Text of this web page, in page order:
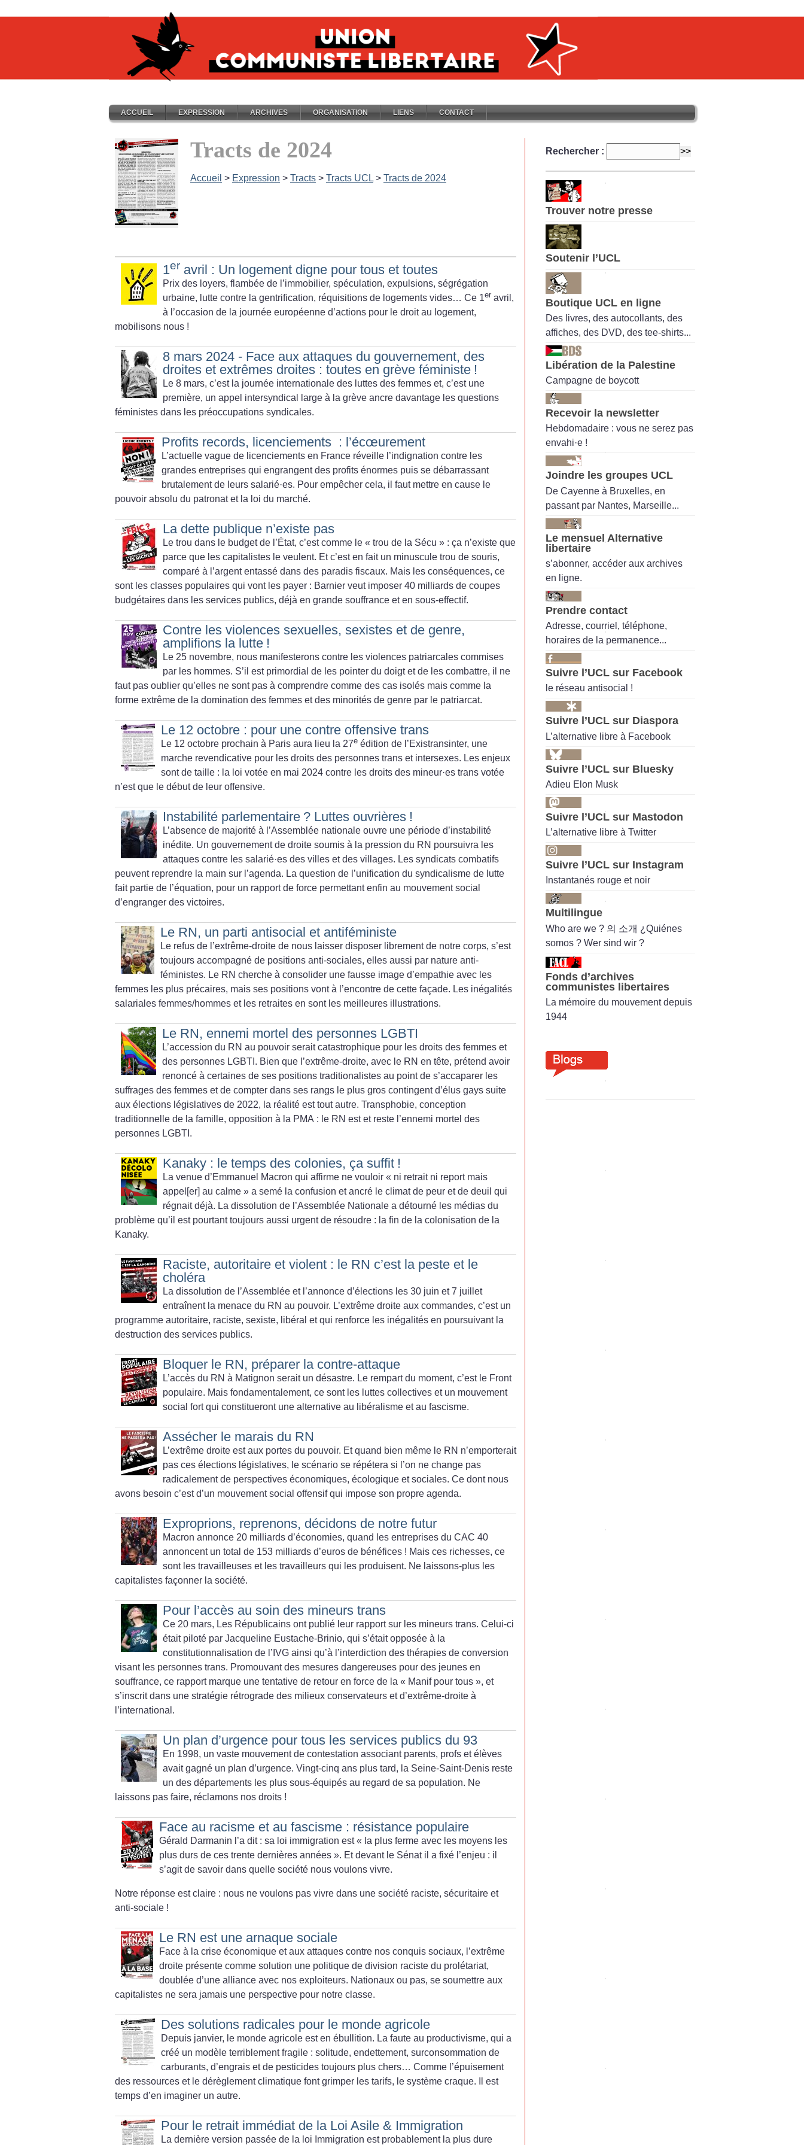
ACCUEIL EXPRESSION ARCHIVES ORGANISATION LIENS CONTACT
Tracts de 2024
Accueil > Expression > Tracts > Tracts UCL > Tracts de 2024
1er avril : Un logement digne pour tous et toutes
Prix des loyers, flambée de l’immobilier, spéculation, expulsions, ségrégation
urbaine, lutte contre la gentrification, réquisitions de logements vides… Ce 1er avril,
à l’occasion de la journée européenne d’actions pour le droit au logement,
mobilisons nous !
8 mars 2024 - Face aux attaques du gouvernement, des
droites et extrêmes droites : toutes en grève féministe !
Le 8 mars, c’est la journée internationale des luttes des femmes et, c’est une
première, un appel intersyndical large à la grève ancre davantage les questions
féministes dans les préoccupations syndicales.
Profits records, licenciements : l’écœurement
L’actuelle vague de licenciements en France réveille l’indignation contre les
grandes entreprises qui engrangent des profits énormes puis se débarrassant
brutalement de leurs salarié·es. Pour empêcher cela, il faut mettre en cause le
pouvoir absolu du patronat et la loi du marché.
La dette publique n’existe pas
Le trou dans le budget de l’État, c’est comme le « trou de la Sécu » : ça n’existe que
parce que les capitalistes le veulent. Et c’est en fait un minuscule trou de souris,
comparé à l’argent entassé dans des paradis fiscaux. Mais les conséquences, ce
sont les classes populaires qui vont les payer : Barnier veut imposer 40 milliards de coupes
budgétaires dans les services publics, déjà en grande souffrance et en sous-effectif.
Contre les violences sexuelles, sexistes et de genre,
amplifions la lutte !
Le 25 novembre, nous manifesterons contre les violences patriarcales commises
par les hommes. S’il est primordial de les pointer du doigt et de les combattre, il ne
faut pas oublier qu’elles ne sont pas à comprendre comme des cas isolés mais comme la
forme extrême de la domination des femmes et des minorités de genre par le patriarcat.
Le 12 octobre : pour une contre offensive trans
Le 12 octobre prochain à Paris aura lieu la 27e édition de l’Existransinter, une
marche revendicative pour les droits des personnes trans et intersexes. Les enjeux
sont de taille : la loi votée en mai 2024 contre les droits des mineur·es trans votée
n’est que le début de leur offensive.
Instabilité parlementaire ? Luttes ouvrières !
L’absence de majorité à l’Assemblée nationale ouvre une période d’instabilité
inédite. Un gouvernement de droite soumis à la pression du RN poursuivra les
attaques contre les salarié·es des villes et des villages. Les syndicats combatifs
peuvent reprendre la main sur l’agenda. La question de l’unification du syndicalisme de lutte
fait partie de l’équation, pour un rapport de force ­permettant enfin au mouvement social
d’engranger des victoires.
Le RN, un parti antisocial et antiféministe
Le refus de l’extrême-droite de nous laisser disposer librement de notre corps, s’est
toujours accompagné de positions anti-sociales, elles aussi par nature anti-
féministes. Le RN cherche à consolider une fausse image d’empathie avec les
femmes les plus précaires, mais ses positions vont à l’encontre de cette façade. Les inégalités
salariales femmes/hommes et les retraites en sont les meilleures illustrations.
Le RN, ennemi mortel des personnes LGBTI
L’accession du RN au pouvoir serait catastrophique pour les droits des femmes et
des personnes LGBTI. Bien que l’extrême-droite, avec le RN en tête, prétend avoir
renoncé à certaines de ses positions traditionalistes au point de s’accaparer les
suffrages des femmes et de compter dans ses rangs le plus gros contingent d’élus gays suite
aux élections législatives de 2022, la réalité est tout autre. Transphobie, conception
traditionnelle de la famille, opposition à la PMA : le RN est et reste l’ennemi mortel des
personnes LGBTI.
Kanaky : le temps des colonies, ça suffit !
La venue d’Emmanuel Macron qui affirme ne vouloir « ni retrait ni report mais
appel[er] au calme » a semé la confusion et ancré le climat de peur et de deuil qui
régnait déjà. La dissolution de l’Assemblée Nationale a détourné les médias du
problème qu’il est pourtant toujours aussi urgent de résoudre : la fin de la colonisation de la
Kanaky.
Raciste, autoritaire et violent : le RN c’est la peste et le
choléra
La dissolution de l’Assemblée et l’annonce d’élections les 30 juin et 7 juillet
entraînent la menace du RN au pouvoir. L’extrême droite aux commandes, c’est un
programme autoritaire, raciste, sexiste, libéral et qui renforce les inégalités en poursuivant la
destruction des services publics.
Bloquer le RN, préparer la contre-attaque
L’accès du RN à Matignon serait un désastre. Le rempart du moment, c’est le Front
populaire. Mais fondamentalement, ce sont les luttes collectives et un mouvement
social fort qui constitueront une alternative au libéralisme et au fascisme.
Assécher le marais du RN
L’extrême droite est aux portes du pouvoir. Et quand bien même le RN n’emporterait
pas ces élections législatives, le scénario se répétera si l’on ne change pas
radicalement de perspectives économiques, écologique et sociales. Ce dont nous
avons besoin c’est d’un mouvement social offensif qui impose son propre agenda.
Exproprions, reprenons, décidons de notre futur
Macron annonce 20 milliards d’économies, quand les entreprises du CAC 40
annoncent un total de 153 milliards d’euros de bénéfices ! Mais ces richesses, ce
sont les travailleuses et les travailleurs qui les produisent. Ne laissons-plus les
capitalistes façonner la société.
Pour l’accès au soin des mineurs trans
Ce 20 mars, Les Républicains ont publié leur rapport sur les mineurs trans. Celui-ci
était piloté par Jacqueline Eustache-Brinio, qui s’était opposée à la
constitutionnalisation de l’IVG ainsi qu’à l’interdiction des thérapies de conversion
visant les personnes trans. Promouvant des mesures dangereuses pour des jeunes en
souffrance, ce rapport marque une tentative de retour en force de la « Manif pour tous », et
s’inscrit dans une stratégie rétrograde des milieux conservateurs et d’extrême-droite à
l’international.
Un plan d’urgence pour tous les services publics du 93
En 1998, un vaste mouvement de contestation associant parents, profs et élèves
avait gagné un plan d’urgence. Vingt-cinq ans plus tard, la Seine-Saint-Denis reste
un des départements les plus sous-équipés au regard de sa population. Ne
laissons pas faire, réclamons nos droits !
Face au racisme et au fascisme : résistance populaire
Gérald Darmanin l’a dit : sa loi immigration est « la plus ferme avec les moyens les
plus durs de ces trente dernières années ». Et devant le Sénat il a fixé l’enjeu : il
s’agit de savoir dans quelle société nous voulons vivre.
Notre réponse est claire : nous ne voulons pas vivre dans une société raciste, sécuritaire et
anti-sociale !
Le RN est une arnaque sociale
Face à la crise économique et aux attaques contre nos conquis sociaux, l’extrême
droite présente comme solution une politique de division raciste du prolétariat,
doublée d’une alliance avec nos exploiteurs. Nationaux ou pas, se soumettre aux
capitalistes ne sera jamais une perspective pour notre classe.
Des solutions radicales pour le monde agricole
Depuis janvier, le monde agricole est en ébullition. La faute au productivisme, qui a
créé un modèle terriblement fragile : solitude, endettement, surconsommation de
carburants, d’engrais et de pesticides toujours plus chers… Comme l’épuisement
des ressources et le dérèglement climatique font grimper les tarifs, le système craque. Il est
temps d’en imaginer un autre.
Pour le retrait immédiat de la Loi Asile & Immigration
La dernière version passée de la loi Immigration est probablement la plus dure
Rechercher :
Trouver notre presse
Soutenir l’UCL
Boutique UCL en ligne
Des livres, des autocollants, des
affiches, des DVD, des tee-shirts...
Libération de la Palestine
Campagne de boycott
Recevoir la newsletter
Hebdomadaire : vous ne serez pas
envahi·e !
Joindre les groupes UCL
De Cayenne à Bruxelles, en
passant par Nantes, Marseille...
Le mensuel Alternative
libertaire
s’abonner, accéder aux archives
en ligne.
Prendre contact
Adresse, courriel, téléphone,
horaires de la permanence...
Suivre l’UCL sur Facebook
le réseau antisocial !
Suivre l’UCL sur Diaspora
L’alternative libre à Facebook
Suivre l’UCL sur Bluesky
Adieu Elon Musk
Suivre l’UCL sur Mastodon
L’alternative libre à Twitter
Suivre l’UCL sur Instagram
Instantanés rouge et noir
Multilingue
Who are we ? 의 소개 ¿Quiénes
somos ? Wer sind wir ?
Fonds d’archives
communistes libertaires
La mémoire du mouvement depuis
1944